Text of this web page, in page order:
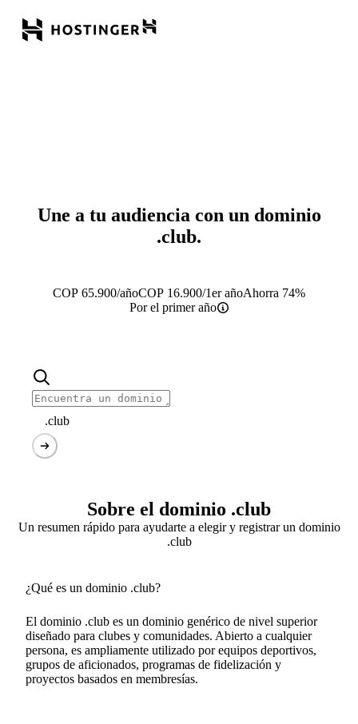
Une a tu audiencia con un dominio
.club.
COP 65.900/añoCOP 16.900/1er añoAhorra 74%
Por el primer año
.club
Sobre el dominio .club
Un resumen rápido para ayudarte a elegir y registrar un dominio
.club
¿Qué es un dominio .club?
El dominio .club es un dominio genérico de nivel superior
diseñado para clubes y comunidades. Abierto a cualquier
persona, es ampliamente utilizado por equipos deportivos,
grupos de aficionados, programas de fidelización y
proyectos basados en membresías.